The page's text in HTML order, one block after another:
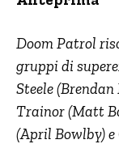
Doom Patrol
gruppi di
Steele
Trainor (Matt
(April Bowlby) e